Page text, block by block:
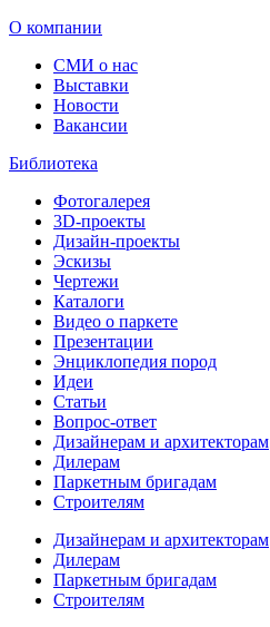
О компании
СМИ о нас
Выставки
Новости
Вакансии
Библиотека
Фотогалерея
3D-проекты
Дизайн-проекты
Эскизы
Чертежи
Каталоги
Видео о паркете
Презентации
Энциклопедия пород
Идеи
Статьи
Вопрос-ответ
Дизайнерам и архитекторам
Дилерам
Паркетным бригадам
Строителям
Дизайнерам и архитекторам
Дилерам
Паркетным бригадам
Строителям